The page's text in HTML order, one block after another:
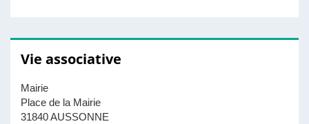
Vie associative
Mairie
Place de la Mairie
31840 AUSSONNE